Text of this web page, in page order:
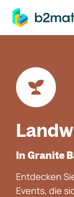
springen
In Granite
Entdecken
Events, die